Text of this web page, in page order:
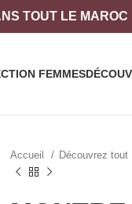
TOUT LE MAROC
FEMMES
Accueil Découvrez tout